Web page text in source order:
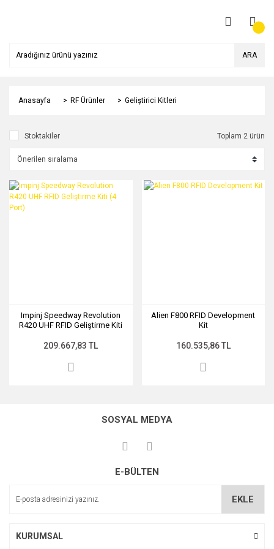
ARA
Anasayfa RF Ürünler Geliştirici Kitleri
Stoktakiler Toplam 2 ürün
Impinj Speedway Revolution
R420 UHF RFID Geliştirme Kiti
209.667,83 TL
Alien F800 RFID Development
Kit
160.535,86 TL
SOSYAL MEDYA
E-BÜLTEN
EKLE
KURUMSAL